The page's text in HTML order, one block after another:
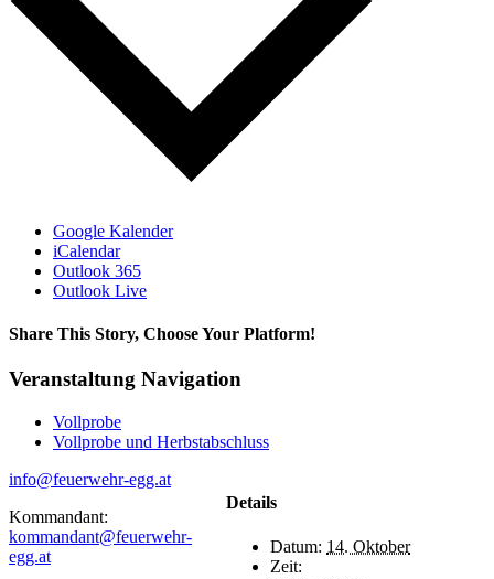
Google Kalender
iCalendar
Outlook 365
Outlook Live
Share This Story, Choose Your Platform!
Facebook
WhatsApp
Email
Veranstaltung Navigation
Vollprobe
Vollprobe und Herbstabschluss
Details
Datum: 14. Oktober
Zeit:
info@feuerwehr-egg.at
Kommandant:
kommandant@feuerwehr-
egg.at